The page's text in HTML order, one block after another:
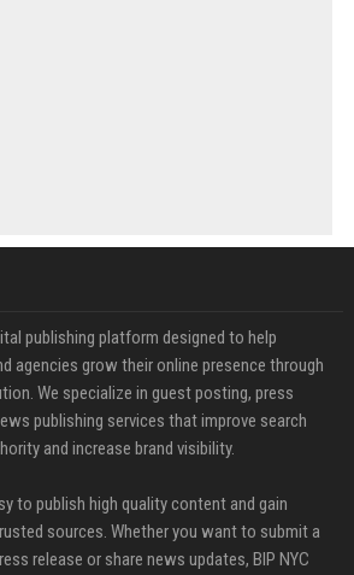
publishing platform designed to help
agencies grow their online presence through
We specialize in guest posting, press
publishing services that improve search
and increase brand visibility.
to publish high quality content and gain
sources. Whether you want to submit a
release or share news updates, BIP NYC